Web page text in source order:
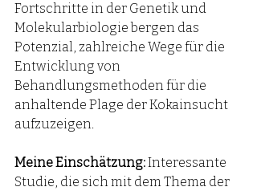
Fortschritte in der Genetik und
Molekularbiologie bergen das
Potenzial, zahlreiche Wege für die
Entwicklung von
Behandlungsmethoden für die
anhaltende Plage der Kokainsucht
aufzuzeigen.
Meine Einschätzung: Interessante
Studie, die sich mit dem Thema der